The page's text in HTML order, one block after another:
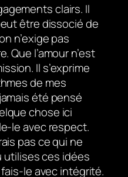
clairs. Il
être dissocié de
n’exige pas
Que l’amour n’est
Il s’exprime
de mes
été pensé
chose ici
le avec respect.
pas ce qui ne
utilises ces idées
le avec intégrité.